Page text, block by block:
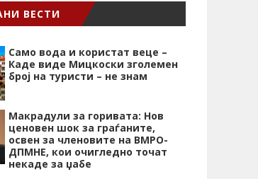
ВЕСТИ
Само вода и користат веце –
Каде виде Мицкоски зголемен
број на туристи – не знам
Макрадули за горивата: Нов
ценовен шок за граѓаните,
освен за членовите на ВМРО-
ДПМНЕ, кои очигледно точат
некаде за џабе